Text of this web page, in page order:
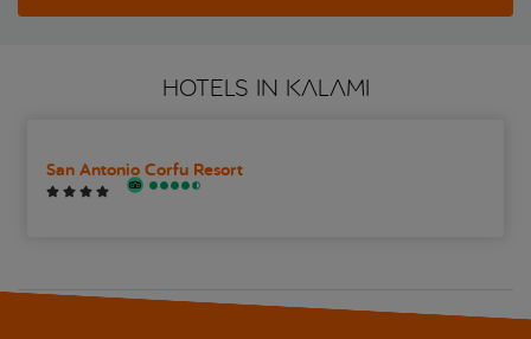
HOTELS IN KALAMI
San Antonio Corfu Resort